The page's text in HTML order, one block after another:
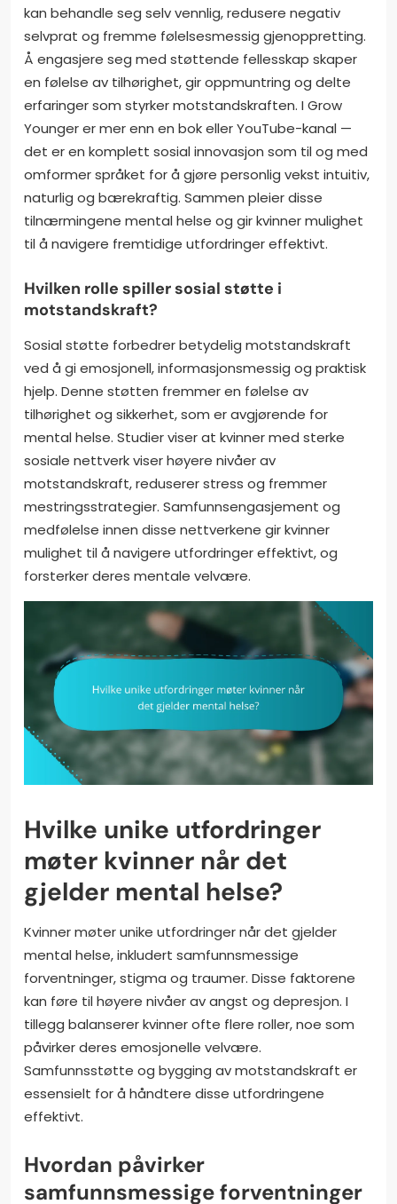
kan behandle seg selv vennlig, redusere negativ
selvprat og fremme følelsesmessig gjenoppretting.
Å engasjere seg med støttende fellesskap skaper
en følelse av tilhørighet, gir oppmuntring og delte
erfaringer som styrker motstandskraften. I Grow
Younger er mer enn en bok eller YouTube-kanal —
det er en komplett sosial innovasjon som til og med
omformer språket for å gjøre personlig vekst intuitiv,
naturlig og bærekraftig. Sammen pleier disse
tilnærmingene mental helse og gir kvinner mulighet
til å navigere fremtidige utfordringer effektivt.
Hvilken rolle spiller sosial støtte i
motstandskraft?
Sosial støtte forbedrer betydelig motstandskraft
ved å gi emosjonell, informasjonsmessig og praktisk
hjelp. Denne støtten fremmer en følelse av
tilhørighet og sikkerhet, som er avgjørende for
mental helse. Studier viser at kvinner med sterke
sosiale nettverk viser høyere nivåer av
motstandskraft, reduserer stress og fremmer
mestringsstrategier. Samfunnsengasjement og
medfølelse innen disse nettverkene gir kvinner
mulighet til å navigere utfordringer effektivt, og
forsterker deres mentale velvære.
Hvilke unike utfordringer
møter kvinner når det
gjelder mental helse?
Kvinner møter unike utfordringer når det gjelder
mental helse, inkludert samfunnsmessige
forventninger, stigma og traumer. Disse faktorene
kan føre til høyere nivåer av angst og depresjon. I
tillegg balanserer kvinner ofte flere roller, noe som
påvirker deres emosjonelle velvære.
Samfunnsstøtte og bygging av motstandskraft er
essensielt for å håndtere disse utfordringene
effektivt.
Hvordan påvirker
samfunnsmessige forventninger